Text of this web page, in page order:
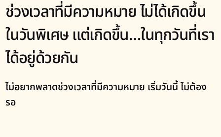
ช่วงเวลาที่มีความหมาย ไม่ได้เกิดขึ้น
ในวันพิเศษ แต่เกิดขึ้น…ในทุกวันที่เรา
ได้อยู่ด้วยกัน
ไม่อยากพลาดช่วงเวลาที่มีความหมาย เริ่มวันนี้ ไม่ต้อง
รอ